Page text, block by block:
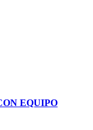
EQUIPO